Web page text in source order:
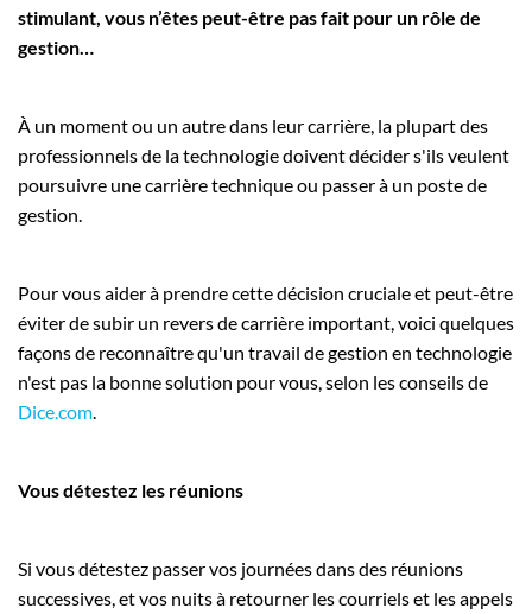
stimulant, vous n’êtes peut-être pas fait pour un rôle de
gestion…
À un moment ou un autre dans leur carrière, la plupart des
professionnels de la technologie doivent décider s'ils veulent
poursuivre une carrière technique ou passer à un poste de
gestion.
Pour vous aider à prendre cette décision cruciale et peut-être
éviter de subir un revers de carrière important, voici quelques
façons de reconnaître qu'un travail de gestion en technologie
n'est pas la bonne solution pour vous, selon les conseils de
Dice.com.
Vous détestez les réunions
Si vous détestez passer vos journées dans des réunions
successives, et vos nuits à retourner les courriels et les appels